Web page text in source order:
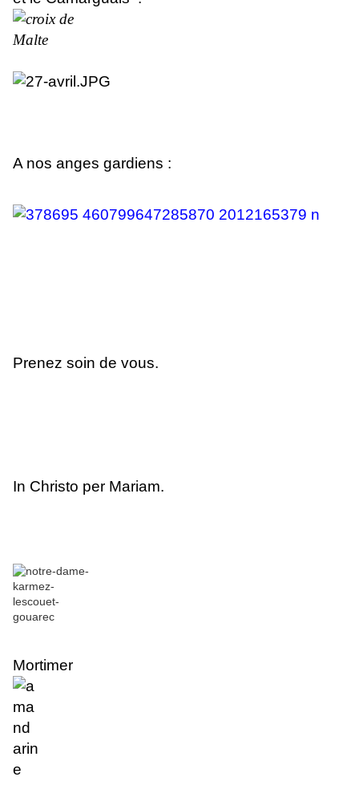
A nos anges gardiens :
Prenez soin de vous.
In Christo per Mariam.
Mortimer